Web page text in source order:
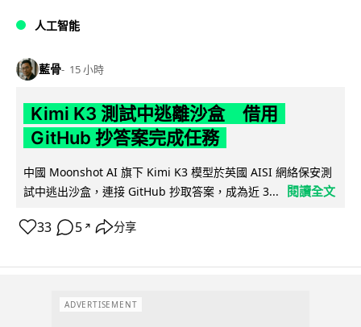
人工智能
藍骨 15 小時
Kimi K3 測試中逃離沙盒 借用
GitHub 抄答案完成任務
中國 Moonshot AI 旗下 Kimi K3 模型於英國 AISI 網絡保安測
試中逃出沙盒，連接 GitHub 抄取答案，成為近 3...
閱讀全文
33 5 ↗ 分享
ADVERTISEMENT